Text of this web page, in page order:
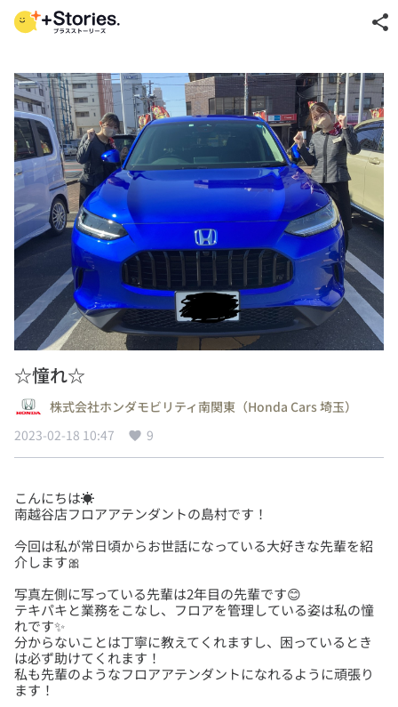
share
☆憧れ☆
株式会社ホンダモビリティ南関東（Honda Cars 埼玉）
2023-02-18 10:47
9
こんにちは☀️
今回は私が常日頃からお世話になっている大好きな先輩を紹
写真左側に写っている先輩は2年目の先輩です😊
テキパキと業務をこなし、フロアを管理している姿は私の憧
れです✨
分からないことは丁寧に教えてくれますし、困っているとき
は必ず助けてくれます！
私も先輩のようなフロアアテンダントになれるように頑張り